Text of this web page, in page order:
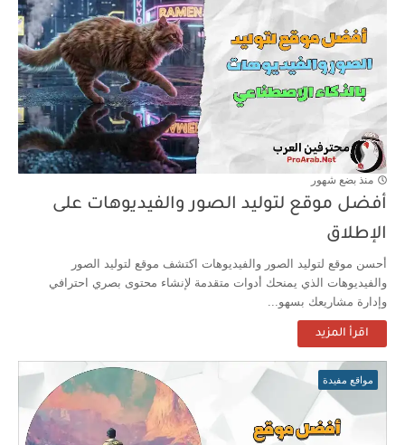
منذ بضع شهور
أفضل موقع لتوليد الصور والفيديوهات على
الإطلاق
أحسن موقع لتوليد الصور والفيديوهات اكتشف موقع لتوليد الصور
والفيديوهات الذي يمنحك أدوات متقدمة لإنشاء محتوى بصري احترافي
وإدارة مشاريعك بسهو...
اقرأ المزيد
مواقع مفيدة